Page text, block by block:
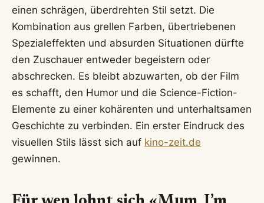
einen schrägen, überdrehten Stil setzt. Die
Kombination aus grellen Farben, übertriebenen
Spezialeffekten und absurden Situationen dürfte
den Zuschauer entweder begeistern oder
abschrecken. Es bleibt abzuwarten, ob der Film
es schafft, den Humor und die Science-Fiction-
Elemente zu einer kohärenten und unterhaltsamen
Geschichte zu verbinden. Ein erster Eindruck des
visuellen Stils lässt sich auf kino-zeit.de
gewinnen.